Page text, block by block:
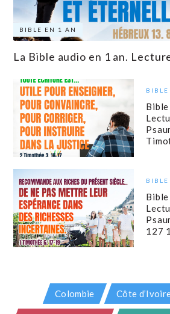
BIBLE EN 1 AN
La Bible audio en 1 an.
Bible
Bible
127
Colombie Côte